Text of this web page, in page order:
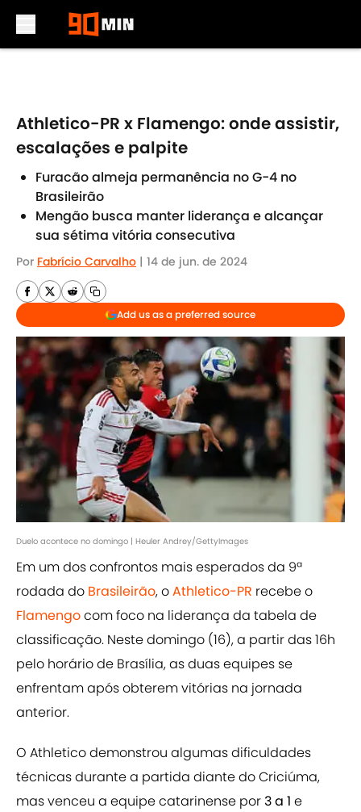
Athletico-PR x Flamengo: onde assistir,
escalações e palpite
Furacão almeja permanência no G-4 no
Brasileirão
Mengão busca manter liderança e alcançar
sua sétima vitória consecutiva
Por Fabrício Carvalho | 14 de jun. de 2024
Add us as a preferred source
Duelo acontece no domingo | Heuler Andrey/GettyImages
Em um dos confrontos mais esperados da 9ª
rodada do Brasileirão, oAthletico-PR recebe o
Flamengocom foco na liderança da tabela de
classificação. Neste domingo (16), a partir das 16h
pelo horário de Brasília, as duas equipes se
enfrentam após obterem vitórias na jornada
anterior.
O Athletico demonstrou algumas dificuldades
técnicas durante a partida diante do Criciúma,
mas venceu a equipe catarinense por 3 a 1 e